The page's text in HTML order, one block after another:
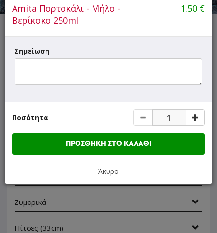
προϊόντος...
Ζυμαρικά
Πίτσες (33cm)
Amita Πορτοκάλι - Μήλο -
Βερίκοκο 250ml
1.50 €
Σημείωση
Ποσότητα
ΠΡΟΣΘΗΚΗ ΣΤΟ ΚΑΛΑΘΙ
Άκυρο